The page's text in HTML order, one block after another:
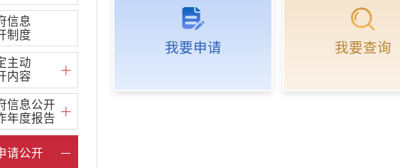
信息
制度
主动
内容
信息公开
年度报告
请公开
我要申请 我要查询